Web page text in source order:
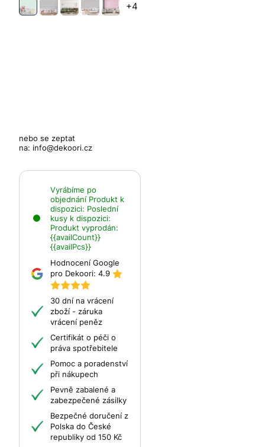
+4
nebo se zeptat
na: info@dekoori.cz
Vyrábíme po
objednání Produkt k
dispozici: Poslední
kusy k dispozici:
Produkt vyprodán:
{{availCount}}
{{availPcs}}
Hodnocení Google
pro Dekoori: 4.9
30 dní na vrácení
zboží - záruka
vrácení peněz
Certifikát o péči o
práva spotřebitele
Pomoc a poradenství
při nákupech
Pevně zabalené a
zabezpečené zásilky
Bezpečné doručení z
Polska do České
republiky od 150 Kč